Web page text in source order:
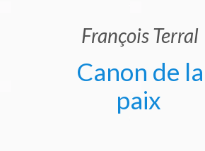
François Terral
Canon de la
paix